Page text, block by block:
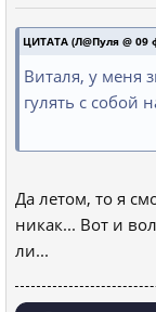
ЦИТАТА (Л@Пуля @ 09
Виталя, у меня
гулять с собой
Да летом, то я
никак... Вот и
ли...